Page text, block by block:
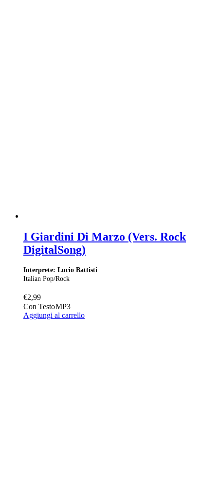
I Giardini Di Marzo (Vers. Rock
DigitalSong)
Interprete: Lucio Battisti
Italian Pop/Rock
€2,99
Con TestoMP3
Aggiungi al carrello